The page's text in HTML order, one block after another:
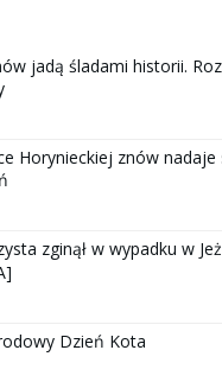
jadą śladami historii.
Horynieckiej znów nadaje
zginął w wypadku w
Dzień Kota